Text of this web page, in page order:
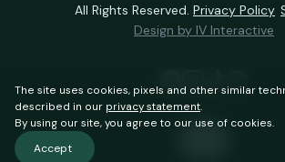
All Rights Reserved. Privacy Policy
Design by IV Interactive
The site uses cookies, pixels and other similar
described in our privacy statement.
By using our site, you agree to our use of cookies.
Accept